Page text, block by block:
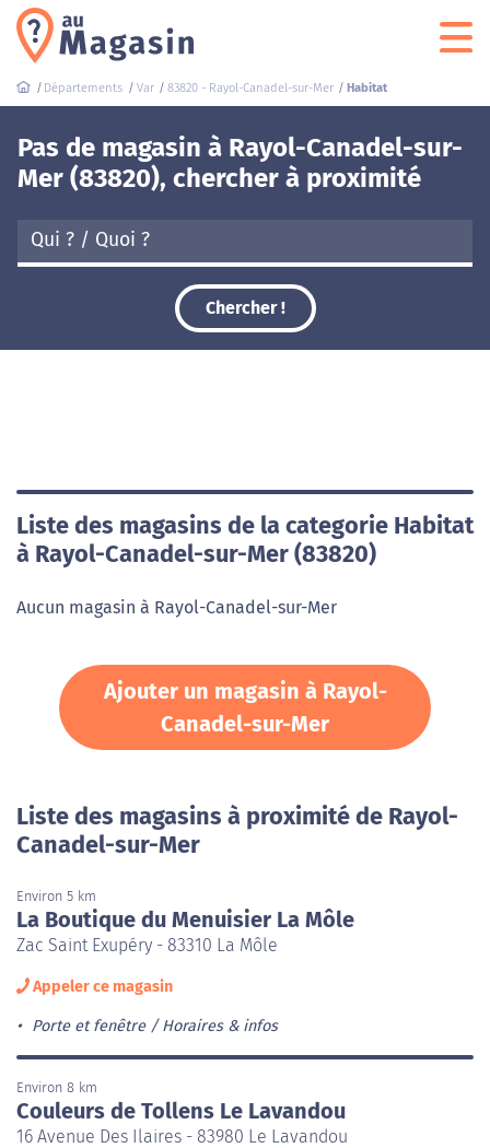
Départements Var 83820 - Rayol-Canadel-sur-Mer Habitat
Pas de magasin à Rayol-Canadel-sur-
Mer (83820), chercher à proximité
Chercher !
Liste des magasins de la categorie Habitat
à Rayol-Canadel-sur-Mer (83820)
Aucun magasin à Rayol-Canadel-sur-Mer
Ajouter un magasin à Rayol-
Canadel-sur-Mer
Liste des magasins à proximité de Rayol-
Canadel-sur-Mer
Environ 5 km
La Boutique du Menuisier La Môle
Zac Saint Exupéry - 83310 La Môle
Appeler ce magasin
Porte et fenêtre Horaires & infos
Environ 8 km
Couleurs de Tollens Le Lavandou
16 Avenue Des Ilaires - 83980 Le Lavandou